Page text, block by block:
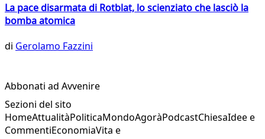
La pace disarmata di Rotblat, lo scienziato che lasciò la
bomba atomica
di Gerolamo Fazzini
Abbonati ad Avvenire
Sezioni del sito
HomeAttualitàPoliticaMondoAgoràPodcastChiesaIdee e
CommentiEconomiaVita e